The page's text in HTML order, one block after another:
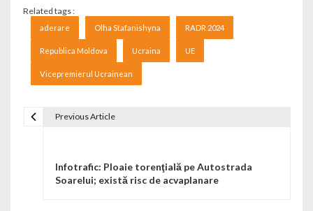
Related tags :
aderare Olha Stafanishyna RADR 2024
Republica Moldova Ucraina UE
Vicepremierul Ucrainean
Previous Article
Infotrafic: Ploaie torenţială pe Autostrada
Soarelui; există risc de acvaplanare